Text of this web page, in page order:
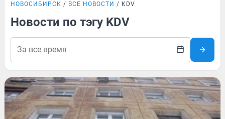
НОВОСИБИРСК ВСЕ НОВОСТИ KDV
Новости по тэгу KDV